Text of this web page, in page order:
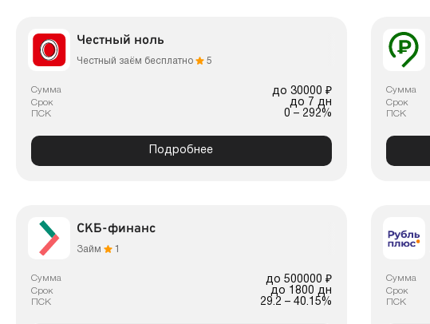
Честный ноль
Честный заём бесплатно 5
Сумма до 30000 ₽
Срок до 7 дн
ПСК 0 – 292%
Подробнее
Сумма
Срок
ПСК
СКБ-финанс
Займ 1
Сумма до 500000 ₽
Срок до 1800 дн
ПСК 29.2 – 40.15%
Сумма
Срок
ПСК